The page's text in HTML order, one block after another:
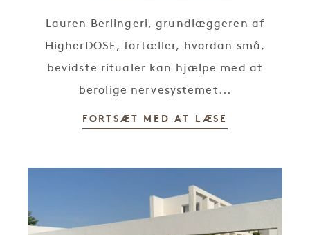
Lauren Berlingeri, grundlæggeren af
HigherDOSE, fortæller, hvordan små,
bevidste ritualer kan hjælpe med at
berolige nervesystemet...
FORTSÆT MED AT LÆSE